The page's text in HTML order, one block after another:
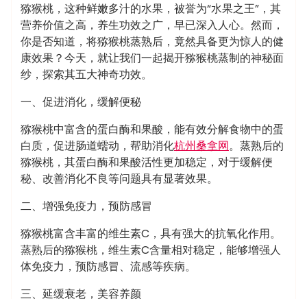
猕猴桃，这种鲜嫩多汁的水果，被誉为“水果之王”，其
营养价值之高，养生功效之广，早已深入人心。然而，
你是否知道，将猕猴桃蒸熟后，竟然具备更为惊人的健
康效果？今天，就让我们一起揭开猕猴桃蒸制的神秘面
纱，探索其五大神奇功效。
一、促进消化，缓解便秘
猕猴桃中富含的蛋白酶和果酸，能有效分解食物中的蛋
白质，促进肠道蠕动，帮助消化杭州桑拿网。蒸熟后的
猕猴桃，其蛋白酶和果酸活性更加稳定，对于缓解便
秘、改善消化不良等问题具有显著效果。
二、增强免疫力，预防感冒
猕猴桃富含丰富的维生素C，具有强大的抗氧化作用。
蒸熟后的猕猴桃，维生素C含量相对稳定，能够增强人
体免疫力，预防感冒、流感等疾病。
三、延缓衰老，美容养颜